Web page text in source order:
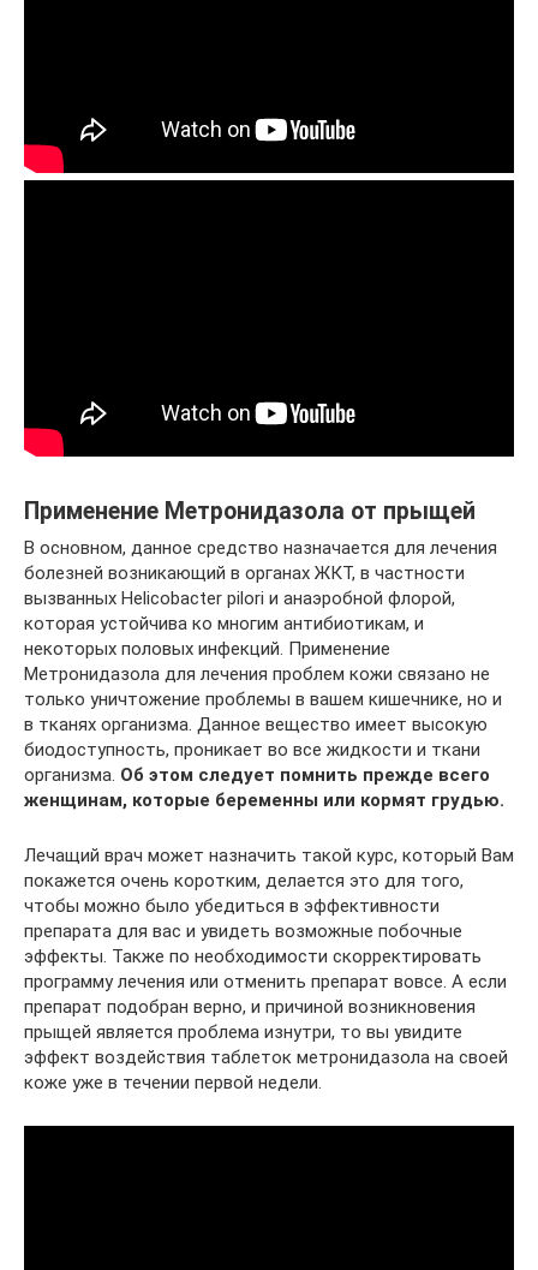
Применение Метронидазола от прыщей
В основном, данное средство назначается для лечения
болезней возникающий в органах ЖКТ, в частности
вызванных Helicobacter pilori и анаэробной флорой,
которая устойчива ко многим антибиотикам, и
некоторых половых инфекций. Применение
Метронидазола для лечения проблем кожи связано не
только уничтожение проблемы в вашем кишечнике, но и
в тканях организма. Данное вещество имеет высокую
биодоступность, проникает во все жидкости и ткани
организма. Об этом следует помнить прежде всего
женщинам, которые беременны или кормят грудью.
Лечащий врач может назначить такой курс, который Вам
покажется очень коротким, делается это для того,
чтобы можно было убедиться в эффективности
препарата для вас и увидеть возможные побочные
эффекты. Также по необходимости скорректировать
программу лечения или отменить препарат вовсе. А если
препарат подобран верно, и причиной возникновения
прыщей является проблема изнутри, то вы увидите
эффект воздействия таблеток метронидазола на своей
коже уже в течении первой недели.